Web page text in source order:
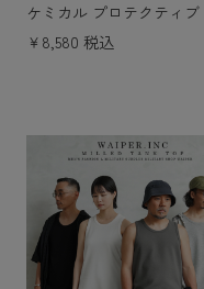
ケミカル プロテクティブ
ケット
￥8,580 税込